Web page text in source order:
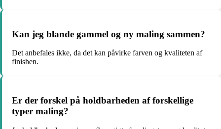
Kan jeg blande gammel og ny maling sammen?
Det anbefales ikke, da det kan påvirke farven og kvaliteten af
finishen.
Er der forskel på holdbarheden af forskellige
typer maling?